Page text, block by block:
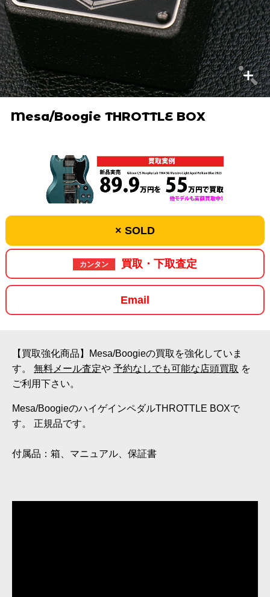
Mesa/Boogie THROTTLE BOX
× SOLD
カンタン 買取・下取査定
Email
【買取強化商品】Mesa/Boogieの買取を強化していま
す。 無料メール査定や 予約なしでも可能な店頭買取 を
ご利用下さい。
Mesa/BoogieのハイゲインペダルTHROTTLE BOXで
す。 正規品です。
付属品：箱、マニュアル、保証書